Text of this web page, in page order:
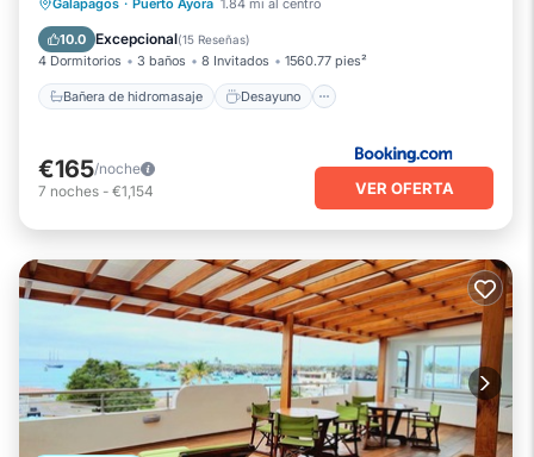
Galapagos · Puerto Ayora 1.84 mi al centro
10.0 Excepcional(15 Reseñas)
4 Dormitorios 3 baños 8 Invitados 1560.77 pies²
Bañera de hidromasaje Desayuno
Balcón/Terraza
€165/noche
7 noches - €1,154 VER OFERTA